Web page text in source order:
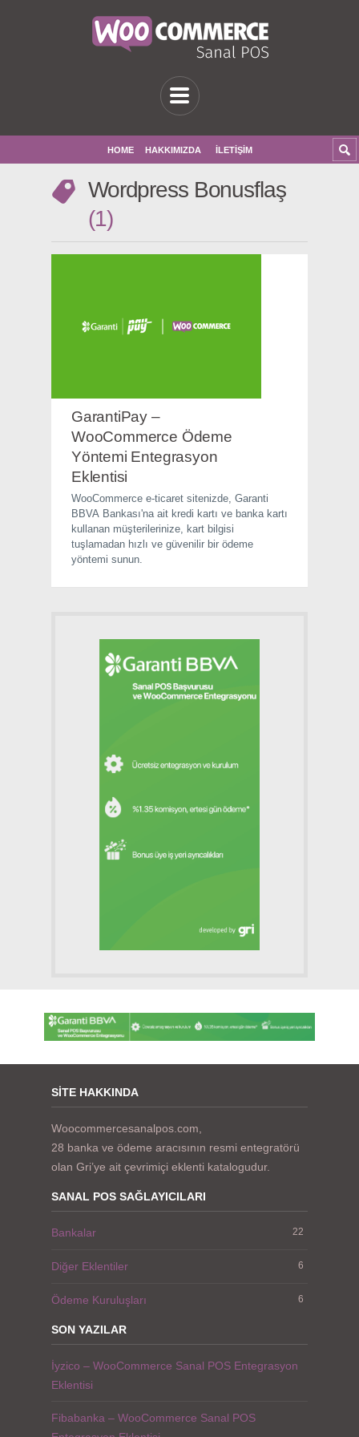
HOME HAKKIMIZDA İLETIŞIM
Wordpress Bonusflaş
1
GarantiPay –
WooCommerce Ödeme
Yöntemi Entegrasyon
Eklentisi
WooCommerce e-ticaret sitenizde, Garanti
BBVA Bankası'na ait kredi kartı ve banka kartı
kullanan müşterilerinize, kart bilgisi
tuşlamadan hızlı ve güvenilir bir ödeme
yöntemi sunun.
SITE HAKKINDA
Woocommercesanalpos.com,
28 banka ve ödeme aracısının resmi entegratörü
olan Gri’ye ait çevrimiçi eklenti katalogudur.
SANAL POS SAĞLAYICILARI
Bankalar 22
Diğer Eklentiler 6
Ödeme Kuruluşları 6
SON YAZILAR
İyzico – WooCommerce Sanal POS Entegrasyon
Eklentisi
Fibabanka – WooCommerce Sanal POS